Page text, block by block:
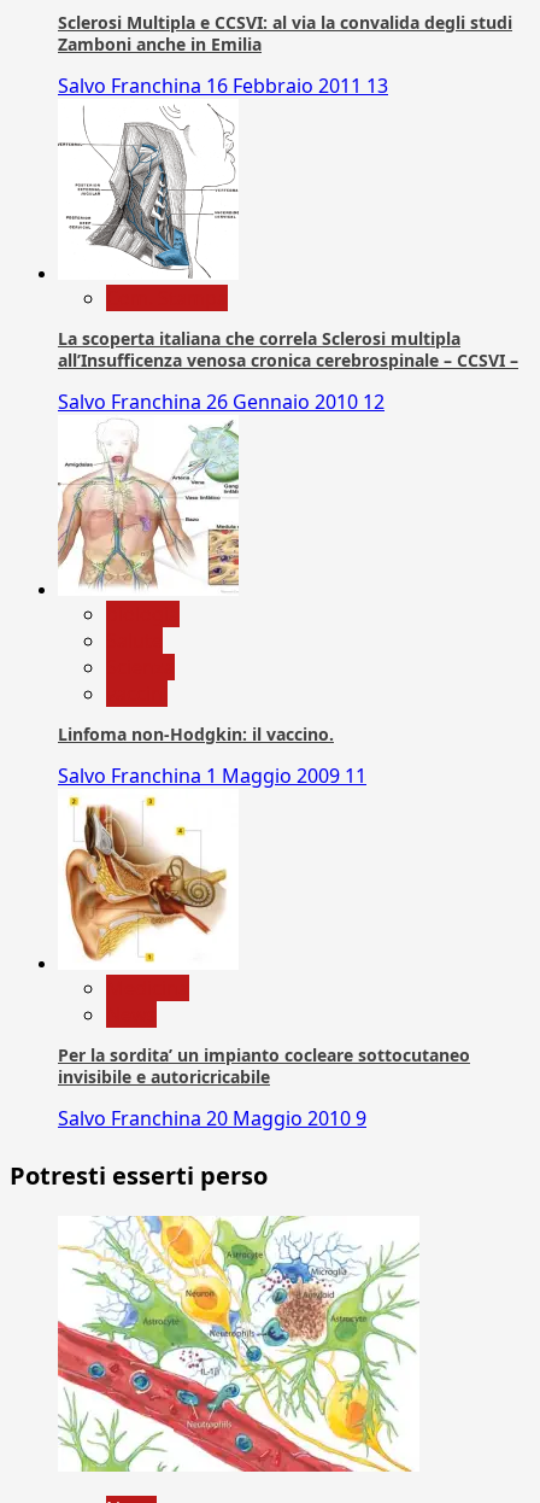
Sclerosi Multipla e CCSVI: al via la convalida degli studi
Zamboni anche in Emilia
Salvo Franchina 16 Febbraio 2011 13
La scoperta italiana che correla Sclerosi multipla
all’Insufficenza venosa cronica cerebrospinale – CCSVI –
Salvo Franchina 26 Gennaio 2010 12
Linfoma non-Hodgkin: il vaccino.
Salvo Franchina 1 Maggio 2009 11
Per la sordita’ un impianto cocleare sottocutaneo
invisibile e autoricricabile
Salvo Franchina 20 Maggio 20109
Potresti esserti perso